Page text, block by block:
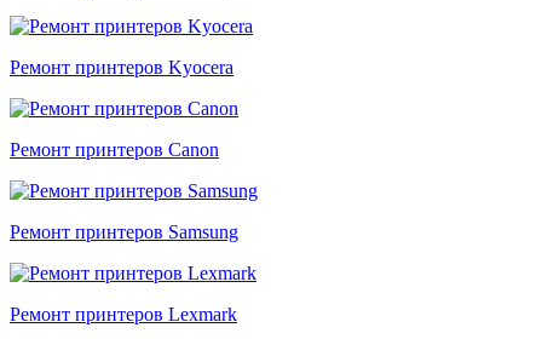
Ремонт принтеров Kyocera
Ремонт принтеров Canon
Ремонт принтеров Samsung
Ремонт принтеров Lexmark